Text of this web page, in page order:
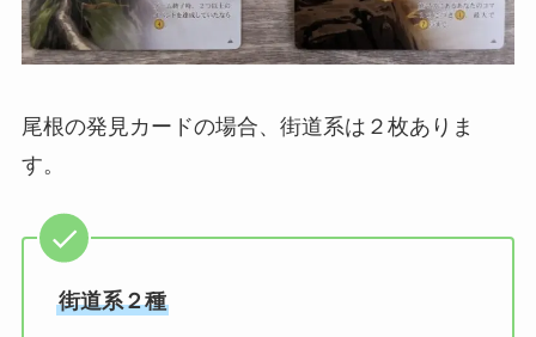
尾根の発見カードの場合、街道系は２枚ありま
す。
街道系２種